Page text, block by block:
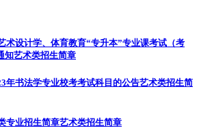
术设计学、体育教育“专升本”专业课考试（考
知艺术类招生简章
年书法学专业校考考试科目的公告艺术类招生简
专业招生简章艺术类招生简章